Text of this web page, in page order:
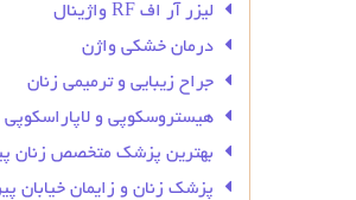
لیزر آر اف RF واژینال
درمان خشکی واژن
جراح زیبایی و ترمیمی زنان
هیستروسکوپی و لاپاراسکوپی
بهترین پزشک متخصص زنان
پزشک زنان و زایمان خیابان